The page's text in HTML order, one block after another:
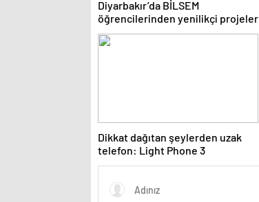
Diyarbakır’da BİLSEM
öğrencilerinden yenilikçi projeler
Dikkat dağıtan şeylerden uzak
telefon: Light Phone 3